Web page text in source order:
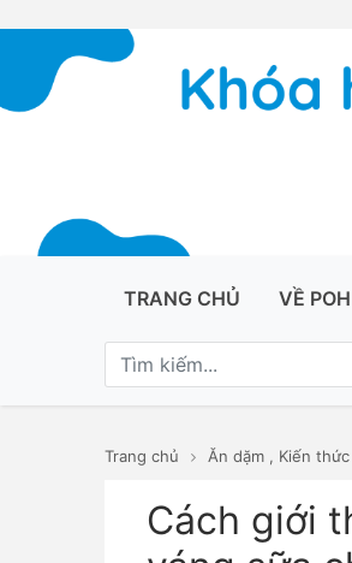
TRANG CHỦ VỀ POH
Trang chủ Ăn dặm , Kiến
Cách giới